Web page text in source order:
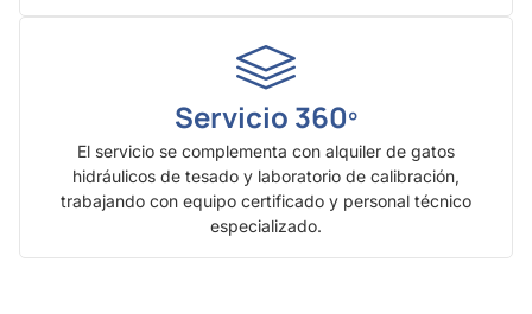
Servicio 360º
El servicio se complementa con alquiler de gatos
hidráulicos de tesado y laboratorio de calibración,
trabajando con equipo certificado y personal técnico
especializado.